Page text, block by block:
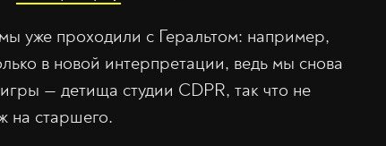
уже проходили с Геральтом: например,
в новой интерпретации, ведь мы снова
— детища студии CDPR, так что не
на старшего.